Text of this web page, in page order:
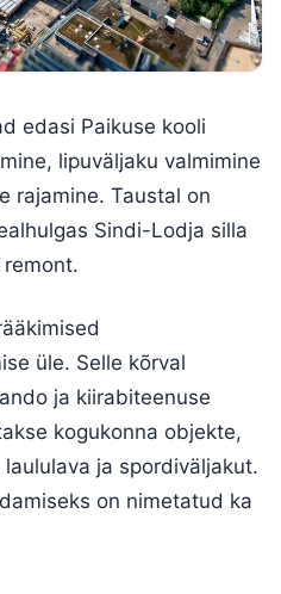
edasi Paikuse kooli
lipuväljaku valmimine
rajamine. Taustal on
Sindi-Lodja silla
üle. Selle kõrval
ja kiirabiteenuse
kogukonna objekte,
ja spordiväljakut.
on nimetatud ka